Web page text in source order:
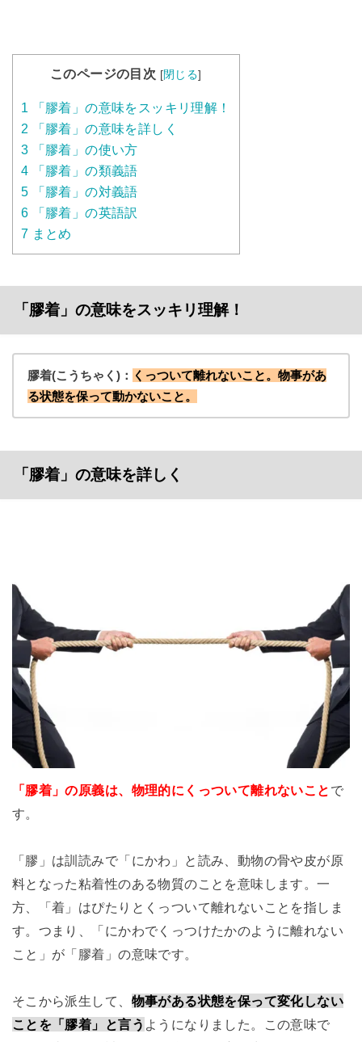
このページの目次 [閉じる]
1 「膠着」の意味をスッキリ理解！
2 「膠着」の意味を詳しく
3 「膠着」の使い方
4 「膠着」の類義語
5 「膠着」の対義語
6 「膠着」の英語訳
7 まとめ
「膠着」の意味をスッキリ理解！
膠着(こうちゃく)： くっついて離れないこと。物事があ
る状態を保って動かないこと。
「膠着」の意味を詳しく
「膠着」の原義は、物理的にくっついて離れないこと で
す。
「膠」は訓読みで「にかわ」と読み、動物の骨や皮が原
料となった粘着性のある物質のことを意味します。一
方、「着」はぴたりとくっついて離れないことを指しま
す。つまり、「にかわでくっつけたかのように離れない
こと」が「膠着」の意味です。
そこから派生して、 物事がある状態を保って変化しない
ことを「膠着」と言う ようになりました。この意味で